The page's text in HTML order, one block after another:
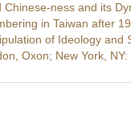
Chinese-ness and its
in Taiwan after
of Ideology and
Oxon; New York, NY: